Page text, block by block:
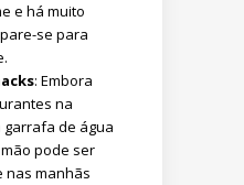
e há muito
se para
: Embora
na
garrafa de água
pode ser
nas manhãs